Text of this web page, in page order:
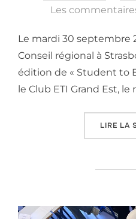
Les
Le mardi 30 septembre
Conseil régional à
édition de « Student to
le Club ETI Grand Est, le
LIRE LA